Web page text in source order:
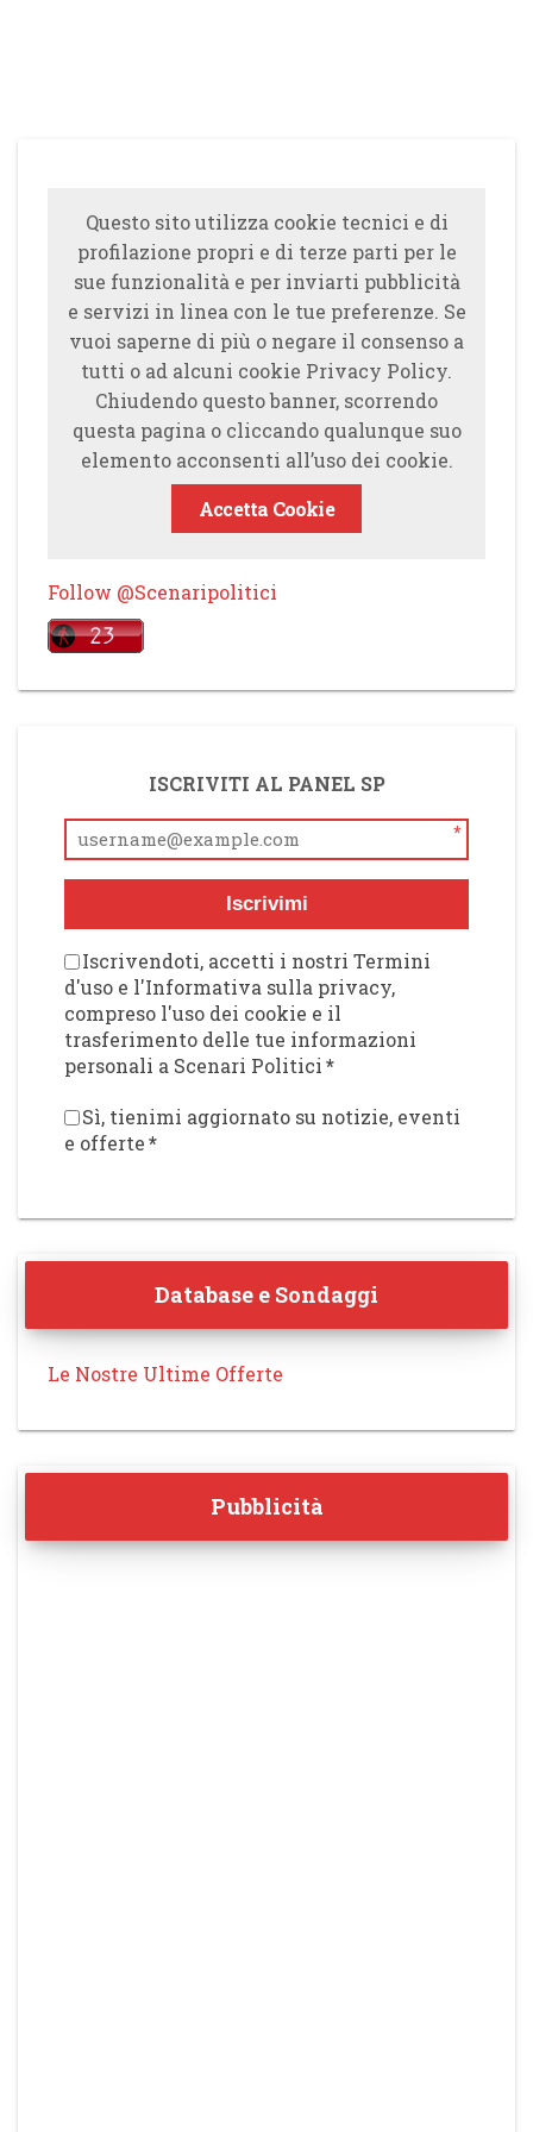
Questo sito utilizza cookie tecnici e di
profilazione propri e di terze parti per le
sue funzionalità e per inviarti pubblicità
e servizi in linea con le tue preferenze. Se
vuoi saperne di più o negare il consenso a
tutti o ad alcuni cookie Privacy Policy.
Chiudendo questo banner, scorrendo
questa pagina o cliccando qualunque suo
elemento acconsenti all’uso dei cookie.
Accetta Cookie
Follow @Scenaripolitici
ISCRIVITI AL PANEL SP
*
Iscrivimi
Iscrivendoti, accetti i nostri Termini
d'uso e l'Informativa sulla privacy,
compreso l'uso dei cookie e il
trasferimento delle tue informazioni
personali a Scenari Politici*
Sì, tienimi aggiornato su notizie, eventi
e offerte*
Database e Sondaggi
Le Nostre Ultime Offerte
Pubblicità